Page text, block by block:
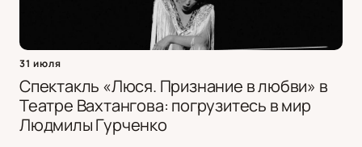
31 июля
Спектакль «Люся. Признание в любви» в
Театре Вахтангова: погрузитесь в мир
Людмилы Гурченко